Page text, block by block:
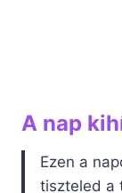
A nap
Ezen a
tiszteled a